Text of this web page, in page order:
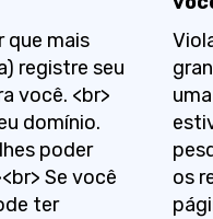
que mais
registre seu
você. <br>
domínio.
poder
Se você
ter
os